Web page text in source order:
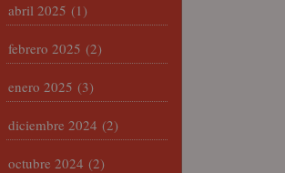
abril 2025 (1)
febrero 2025 (2)
enero 2025 (3)
diciembre 2024 (2)
octubre 2024 (2)